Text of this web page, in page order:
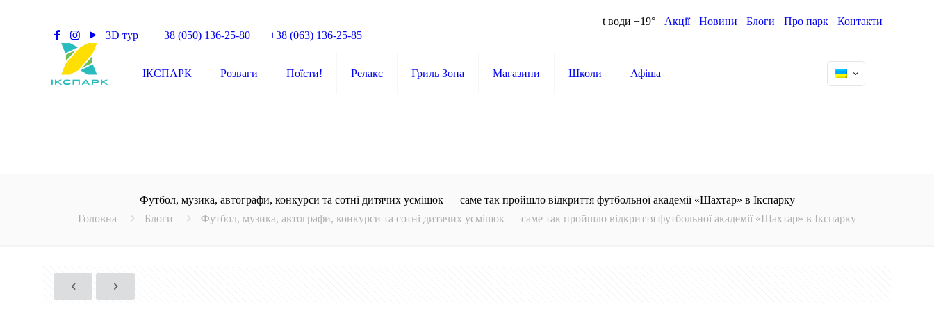
3D тур +38 (050) 136-25-80 +38 (063) 136-25-85
t води +19° Акції Новини Блоги Про парк Контакти
ІКСПАРК Розваги Поїсти! Релакс Гриль Зона Магазини Школи Афіша
Футбол, музика, автографи, конкурси та сотні дитячих усмішок — саме так пройшло відкриття футбольної академії «Шахтар» в Ікспарку
Головна
Блоги Футбол, музика, автографи, конкурси та сотні дитячих усмішок — саме так пройшло відкриття футбольної академії «Шахтар» в Ікспарку